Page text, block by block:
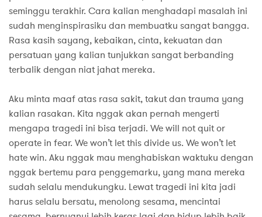
seminggu terakhir. Cara kalian menghadapi masalah ini
sudah menginspirasiku dan membuatku sangat bangga.
Rasa kasih sayang, kebaikan, cinta, kekuatan dan
persatuan yang kalian tunjukkan sangat berbanding
terbalik dengan niat jahat mereka.
Aku minta maaf atas rasa sakit, takut dan trauma yang
kalian rasakan. Kita nggak akan pernah mengerti
mengapa tragedi ini bisa terjadi. We will not quit or
operate in fear. We won’t let this divide us. We won’t let
hate win. Aku nggak mau menghabiskan waktuku dengan
nggak bertemu para penggemarku, yang mana mereka
sudah selalu mendukungku. Lewat tragedi ini kita jadi
harus selalu bersatu, menolong sesama, mencintai